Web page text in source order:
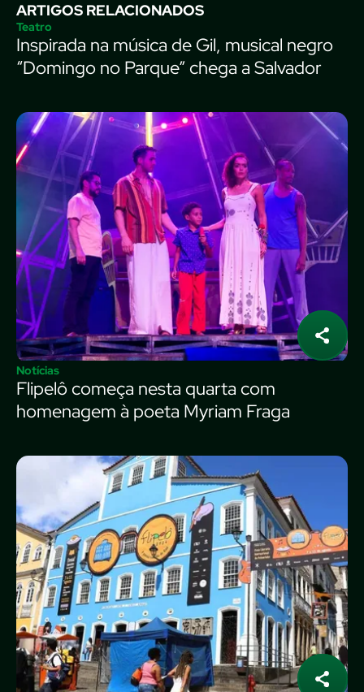
ARTIGOS RELACIONADOS
Teatro
Inspirada na música de Gil, musical negro
“Domingo no Parque” chega a Salvador
Notícias
Flipelô começa nesta quarta com
homenagem à poeta Myriam Fraga